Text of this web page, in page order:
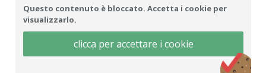
Questo contenuto è bloccato. Accetta i cookie per
visualizzarlo.
clicca per accettare i cookie